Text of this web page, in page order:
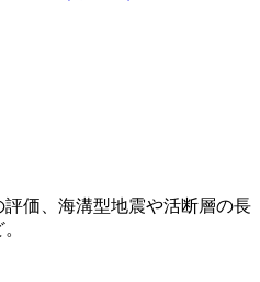
価、海溝型地震や活断層の長